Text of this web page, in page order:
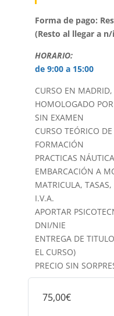
Forma de pago:
(Resto al llegar a
HORARIO:
de 9:00 a 15:00
CURSO EN
HOMOLOGADO
SIN EXAMEN
CURSO TEÓRICO
FORMACIÓN
PRACTICAS
EMBARCACIÓN A
MATRICULA,
I.V.A.
APORTAR
DNI/NIE
ENTREGA DE
EL CURSO)
PRECIO SIN
75,00€